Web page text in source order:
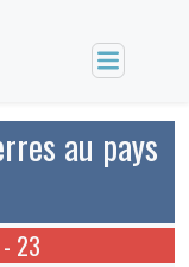
au pays
23